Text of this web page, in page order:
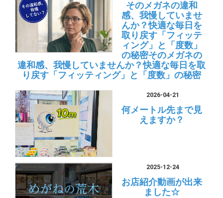
そのメガネの違和
感、我慢していませ
んか？快適な毎日を
取り戻す「フィッテ
ィング」と「度数」
の秘密そのメガネの
違和感、我慢していませんか？快適な毎日を取
り戻す「フィッティング」と「度数」の秘密
2026-04-21
何メートル先まで見
えますか？
2025-12-24
お店紹介動画が出来
ました☆